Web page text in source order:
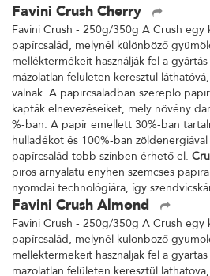
Favini Crush Cherry
Favini Crush - 250g/350g A Crush egy
papírcsalád, melynél különböző
melléktermékeit használják fel a
mázolatlan felületen keresztül
válnak. A papírcsaládban szereplő
kapták elnevezéseiket, mely növény
%-ban. A papír emellett 30%-ban
hulladékot és 100%-ban
papírcsalád több színben érhető el.
piros árnyalatú enyhén szemcsés
nyomdai technológiára, így
Favini Crush Almond
Favini Crush - 250g/350g A Crush egy
papírcsalád, melynél különböző
melléktermékeit használják fel a
mázolatlan felületen keresztül